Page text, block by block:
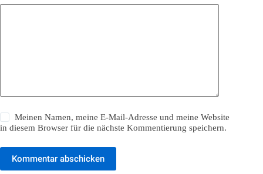
Meinen Namen, meine E-Mail-Adresse und meine Website
in diesem Browser für die nächste Kommentierung speichern.
Kommentar abschicken